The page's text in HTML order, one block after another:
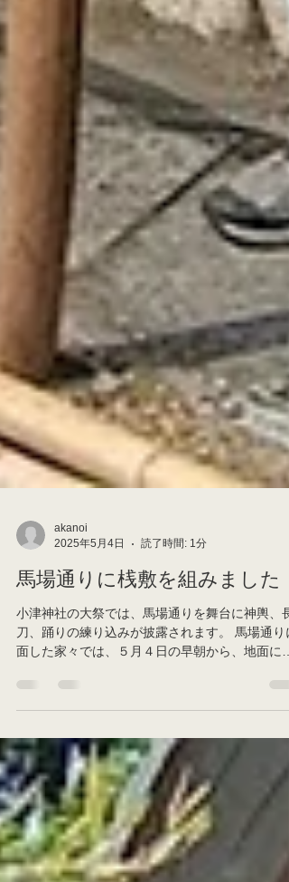
akanoi
2025年5月4日
読了時間: 1分
面した家々では、５月４日の早朝から、地面に杭
を建て、太い竹竿の横桟を組み込まれます。 杭
竹竿とを結ぶのは、地域で代々伝承されている
「男結び」です。シンプルな結びにして強固な締
結力で、...